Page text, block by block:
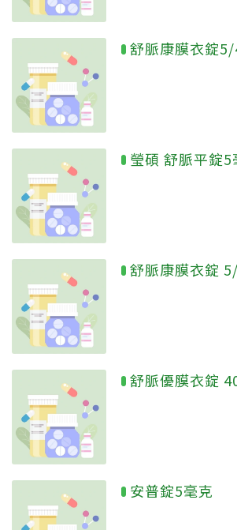
舒脈康膜衣錠
瑩碩 舒脈平錠5
舒脈康膜衣錠
舒脈優膜衣錠
安普錠5毫克